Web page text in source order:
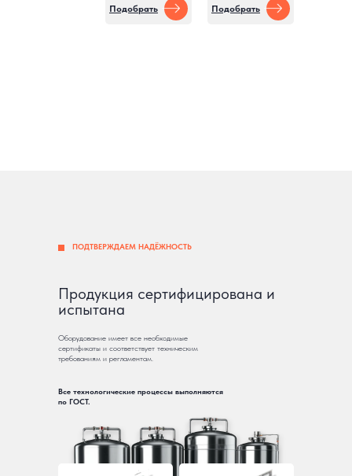
Подобрать
Подобрать
Продукция сертифицирована и
испытана
Оборудование имеет все необходимые
сертификаты и соответствует техническим
требованиям и регламентам.
Все технологические процессы выполняются
по ГОСТ.
ПОДТВЕРЖДАЕМ НАДЁЖНОСТЬ